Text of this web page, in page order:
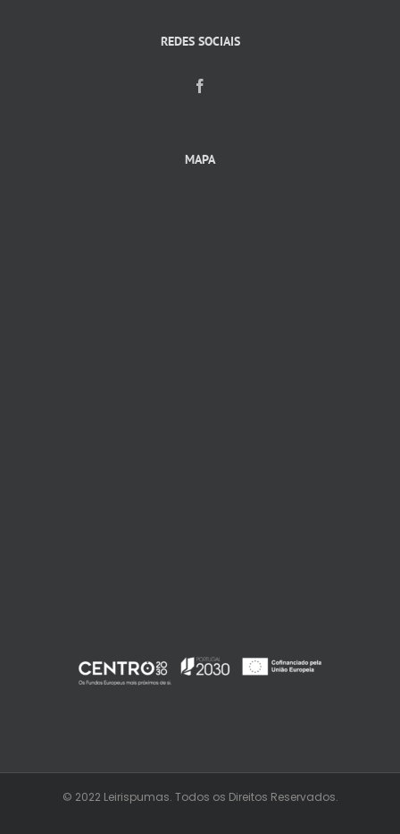
REDES SOCIAIS
MAPA
© 2022 Leirispumas. Todos os Direitos Reservados.